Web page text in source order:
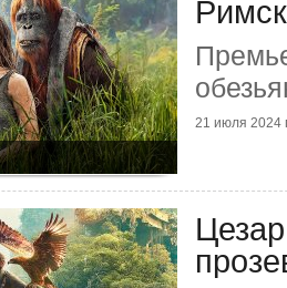
21 июля 2024